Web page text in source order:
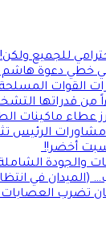
للجميع ولكن!
خطي دعوة هاشم
القوات المسلحة
من قدراتها
عطاء ماكينات
الرئيس
سبت أخضر!!
والجودة
(الميدان في
تضرب العصابات